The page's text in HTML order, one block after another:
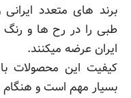
برند های متعدد
طبی را در رح ها و رنگ
ایران عرضه میکنند.
کیفیت این محصولات با
بسیار مهم است و